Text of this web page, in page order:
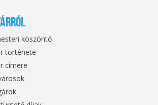
köszöntő
története
címere